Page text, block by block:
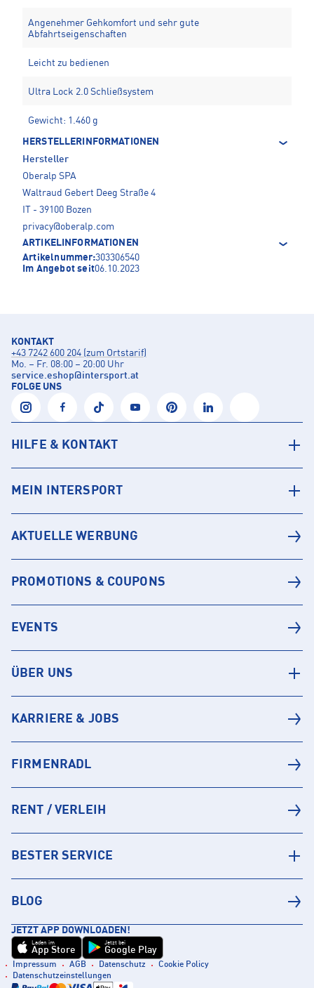
Angenehmer Gehkomfort und sehr gute
Abfahrtseigenschaften
Leicht zu bedienen
Ultra Lock 2.0 Schließsystem
Gewicht: 1.460 g
HERSTELLERINFORMATIONEN
Hersteller
Oberalp SPA
Waltraud Gebert Deeg Straße 4
IT - 39100 Bozen
privacy@oberalp.com
ARTIKELINFORMATIONEN
Artikelnummer:303306540
Im Angebot seit06.10.2023
KONTAKT
+43 7242 600 204 (zum Ortstarif)
Mo. – Fr. 08:00 – 20:00 Uhr
service.eshop@intersport.at
FOLGE UNS
HILFE & KONTAKT
MEIN INTERSPORT
AKTUELLE WERBUNG
PROMOTIONS & COUPONS
EVENTS
ÜBER UNS
KARRIERE & JOBS
FIRMENRADL
RENT / VERLEIH
BESTER SERVICE
BLOG
JETZT APP DOWNLOADEN!
Laden im
App Store
Jetzt bei
Google Play
Impressum AGB Datenschutz
Cookie Policy
Datenschutzeinstellungen